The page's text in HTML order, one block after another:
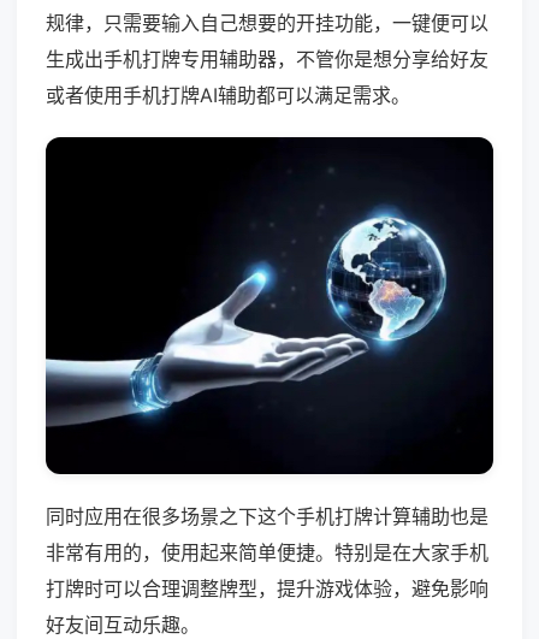
规律，只需要输入自己想要的开挂功能，一键便可以
生成出手机打牌专用辅助器，不管你是想分享给好友
或者使用手机打牌AI辅助都可以满足需求。
同时应用在很多场景之下这个手机打牌计算辅助也是
非常有用的，使用起来简单便捷。特别是在大家手机
打牌时可以合理调整牌型，提升游戏体验，避免影响
好友间互动乐趣。